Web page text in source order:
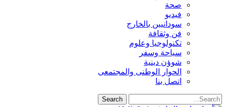
صحة
فيديو
سودانيين بالخارج
فن وثقافة
تكنولوجيا وعلوم
سياحة وسفر
شوؤن دينية
الحوار الوطنى والمجتمعى
اتصل بنا